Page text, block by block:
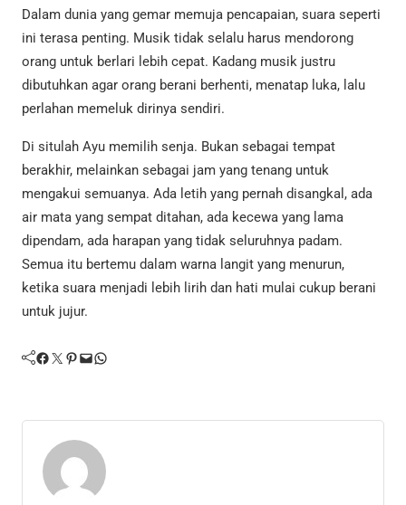
Dalam dunia yang gemar memuja pencapaian, suara seperti
ini terasa penting. Musik tidak selalu harus mendorong
orang untuk berlari lebih cepat. Kadang musik justru
dibutuhkan agar orang berani berhenti, menatap luka, lalu
perlahan memeluk dirinya sendiri.
Di situlah Ayu memilih senja. Bukan sebagai tempat
berakhir, melainkan sebagai jam yang tenang untuk
mengakui semuanya. Ada letih yang pernah disangkal, ada
air mata yang sempat ditahan, ada kecewa yang lama
dipendam, ada harapan yang tidak seluruhnya padam.
Semua itu bertemu dalam warna langit yang menurun,
ketika suara menjadi lebih lirih dan hati mulai cukup berani
untuk jujur.
Facebook Twitter Pinterest Mail WhatsApp